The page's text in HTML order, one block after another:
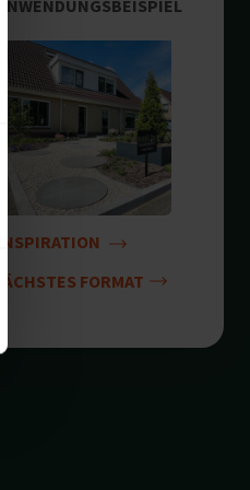
ANWENDUNGSBEISPIEL
INSPIRATION
NÄCHSTES FORMAT